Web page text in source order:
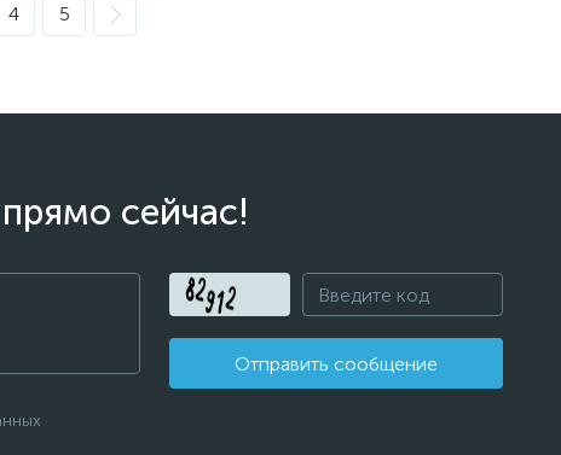
4 5
сейчас!
Отправить сообщение